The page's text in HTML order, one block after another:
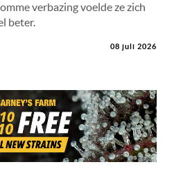
verbazing voelde ze zich
beter.
08 juli 2026